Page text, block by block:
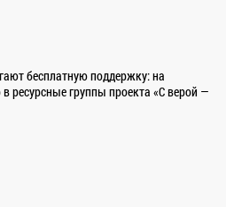
бесплатную поддержку: на
ресурсные группы проекта «С верой —